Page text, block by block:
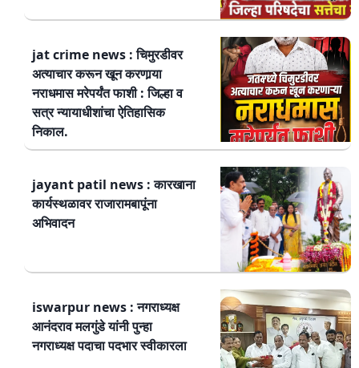
jat crime news : चिमुरडीवर
अत्याचार करून खून करणार्‍या
नराधमास मरेपर्यंत फाशी : जिल्हा व
सत्र न्यायाधीशांचा ऐतिहासिक
निकाल.
jayant patil news : कारखाना
कार्यस्थळावर राजारामबापूंना
अभिवादन
iswarpur news : नगराध्यक्ष
आनंदराव मलगुंडे यांनी पुन्हा
नगराध्यक्ष पदाचा पदभार स्वीकारला